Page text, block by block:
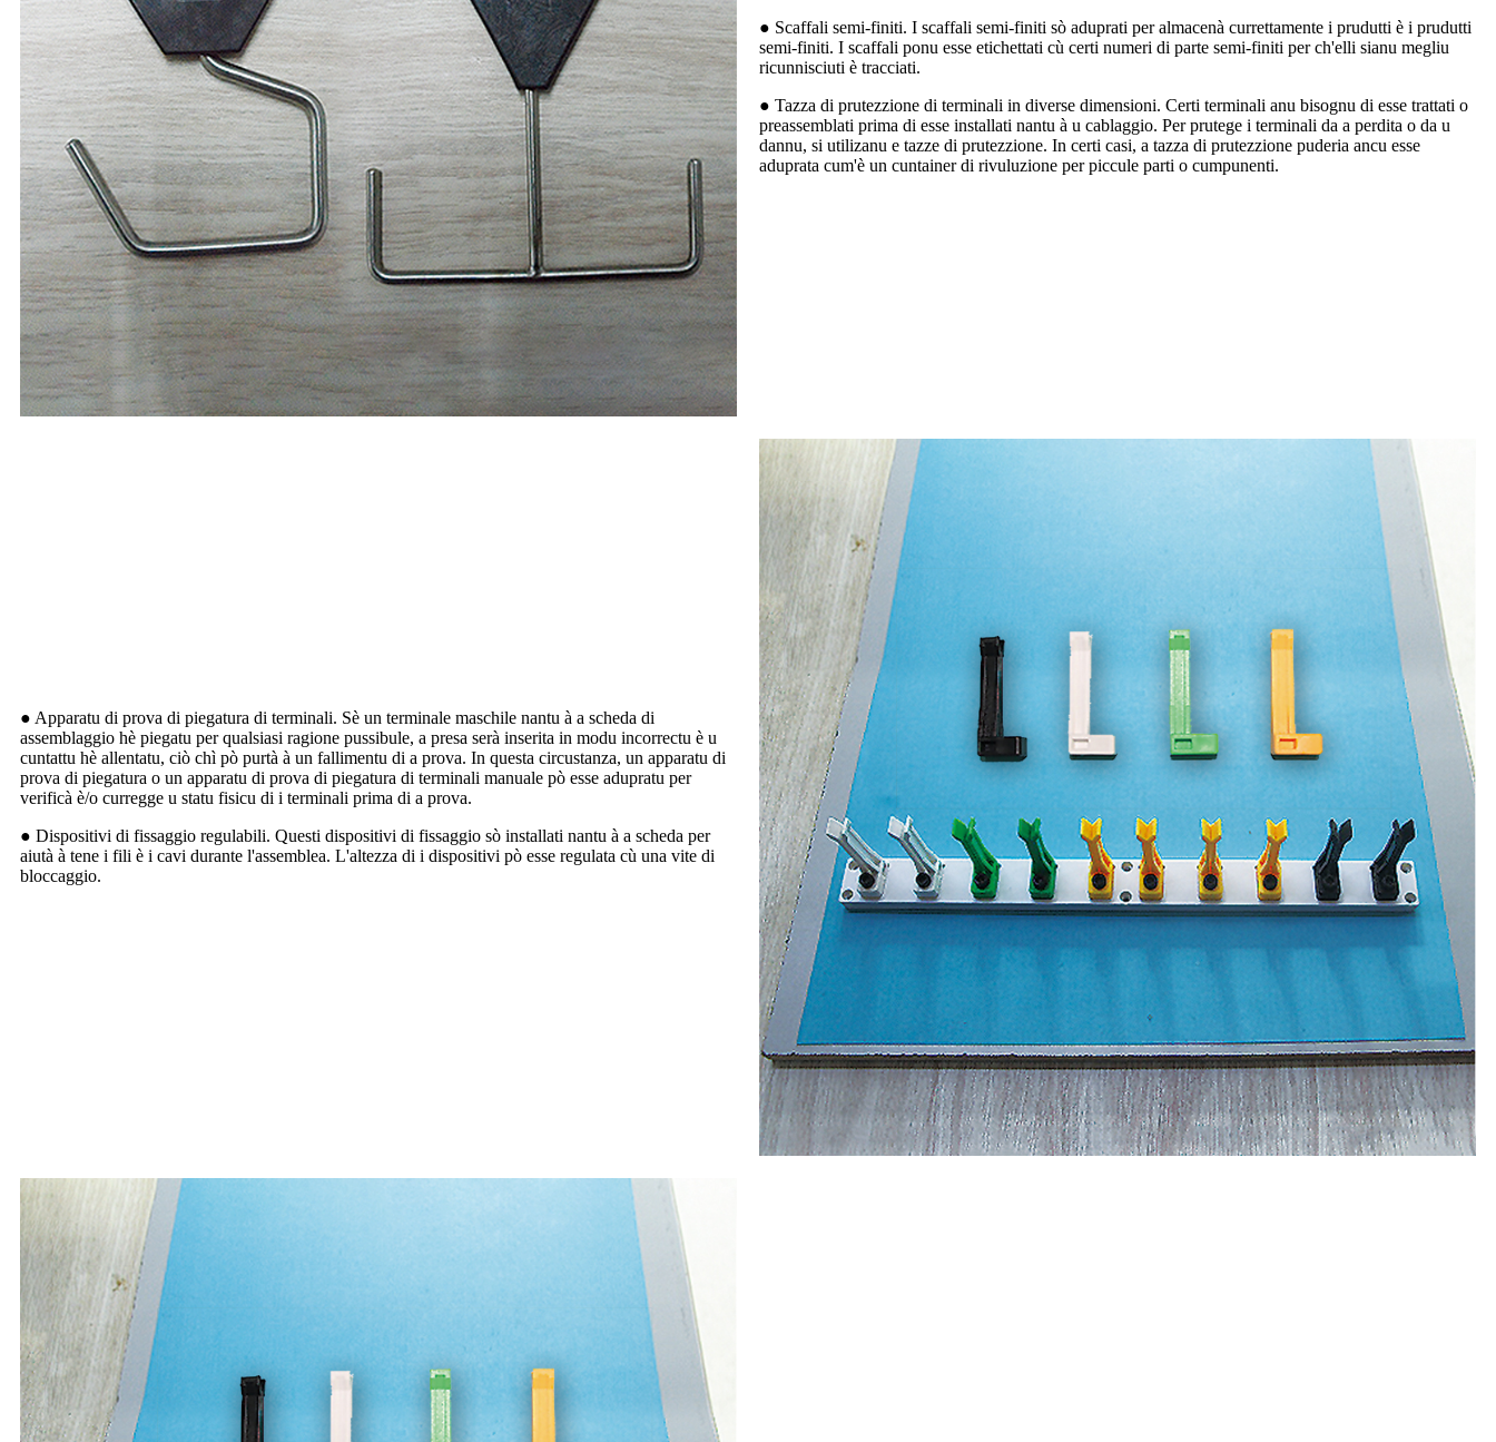
● Scaffali semi-finiti. I scaffali semi-finiti sò aduprati per almacenà currettamente i prudutti è i prudutti
semi-finiti. I scaffali ponu esse etichettati cù certi numeri di parte semi-finiti per ch'elli sianu megliu
ricunnisciuti è tracciati.
● Tazza di prutezzione di terminali in diverse dimensioni. Certi terminali anu bisognu di esse trattati o
preassemblati prima di esse installati nantu à u cablaggio. Per prutege i terminali da a perdita o da u
dannu, si utilizanu e tazze di prutezzione. In certi casi, a tazza di prutezzione puderia ancu esse
aduprata cum'è un cuntainer di rivuluzione per piccule parti o cumpunenti.
● Apparatu di prova di piegatura di terminali. Sè un terminale maschile nantu à a scheda di
assemblaggio hè piegatu per qualsiasi ragione pussibule, a presa serà inserita in modu incorrectu è u
cuntattu hè allentatu, ciò chì pò purtà à un fallimentu di a prova. In questa circustanza, un apparatu di
prova di piegatura o un apparatu di prova di piegatura di terminali manuale pò esse adupratu per
verificà è/o curregge u statu fisicu di i terminali prima di a prova.
● Dispositivi di fissaggio regulabili. Questi dispositivi di fissaggio sò installati nantu à a scheda per
aiutà à tene i fili è i cavi durante l'assemblea. L'altezza di i dispositivi pò esse regulata cù una vite di
bloccaggio.